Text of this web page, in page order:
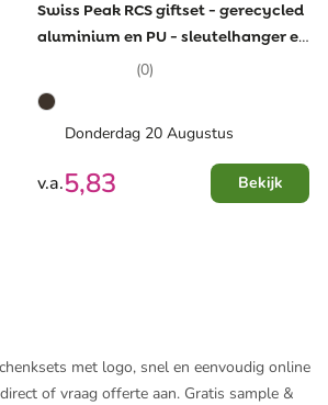
Swiss Peak RCS giftset - gerecycled
aluminium en PU - sleutelhanger en
(0)
Donderdag 20 Augustus
v.a.5,83 Bekijk
met logo, snel en eenvoudig online
of vraag offerte aan. Gratis sample &